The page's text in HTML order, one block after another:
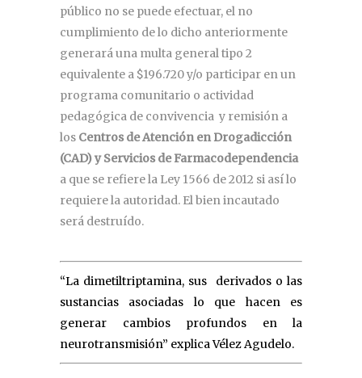
público no se puede efectuar, el no
cumplimiento de lo dicho anteriormente
generará una multa general tipo 2
equivalente a $196.720 y/o participar en un
programa comunitario o actividad
pedagógica de convivencia y remisión a
los Centros de Atención en Drogadicción
(CAD) y Servicios de Farmacodependencia
a que se refiere la Ley 1566 de 2012 si así lo
requiere la autoridad. El bien incautado
será destruído.
“La dimetiltriptamina, sus derivados o las
sustancias asociadas lo que hacen es
generar cambios profundos en la
neurotransmisión” explica Vélez Agudelo.